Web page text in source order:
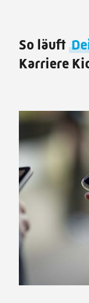
So läuft
Karriere